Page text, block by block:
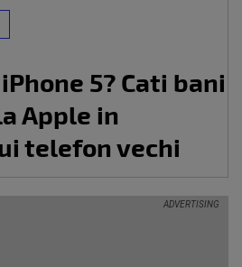
5? Cati bani
Apple in
telefon vechi